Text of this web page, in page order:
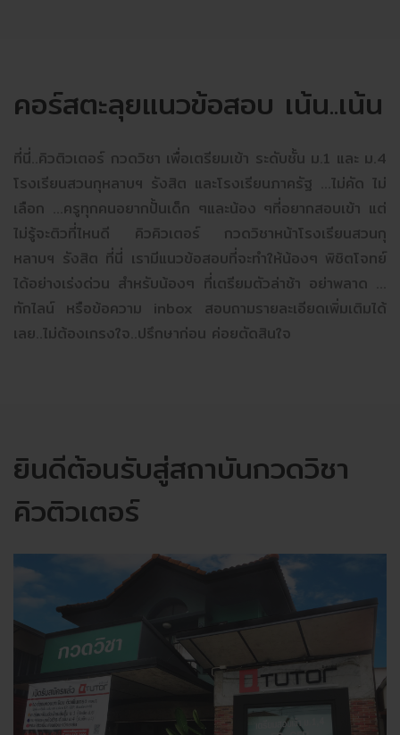
คอร์สตะลุยแนวข้อสอบ เน้น..เน้น
ที่นี่..คิวติวเตอร์ กวดวิชา เพื่อเตรียมเข้า ระดับชั้น ม.1 และ ม.4
โรงเรียนสวนกุหลาบฯ รังสิต และโรงเรียนภาครัฐ ...ไม่คัด ไม่
เลือก ...ครูทุกคนอยากปั้นเด็ก ๆและน้อง ๆที่อยากสอบเข้า แต่
ไม่รู้จะติวที่ไหนดี คิวคิวเตอร์ กวดวิชาหน้าโรงเรียนสวนกุ
หลาบฯ รังสิต ที่นี่ เรามีแนวข้อสอบที่จะทำให้น้องๆ พิชิตโจทย์
ได้อย่างเร่งด่วน สำหรับน้องๆ ที่เตรียมตัวล่าช้า อย่าพลาด ...
ทักไลน์ หรือข้อความ inbox สอบถามรายละเอียดเพิ่มเติมได้
เลย..ไม่ต้องเกรงใจ..ปรึกษาก่อน ค่อยตัดสินใจ
ยินดีต้อนรับสู่สถาบันกวดวิชา
คิวติวเตอร์